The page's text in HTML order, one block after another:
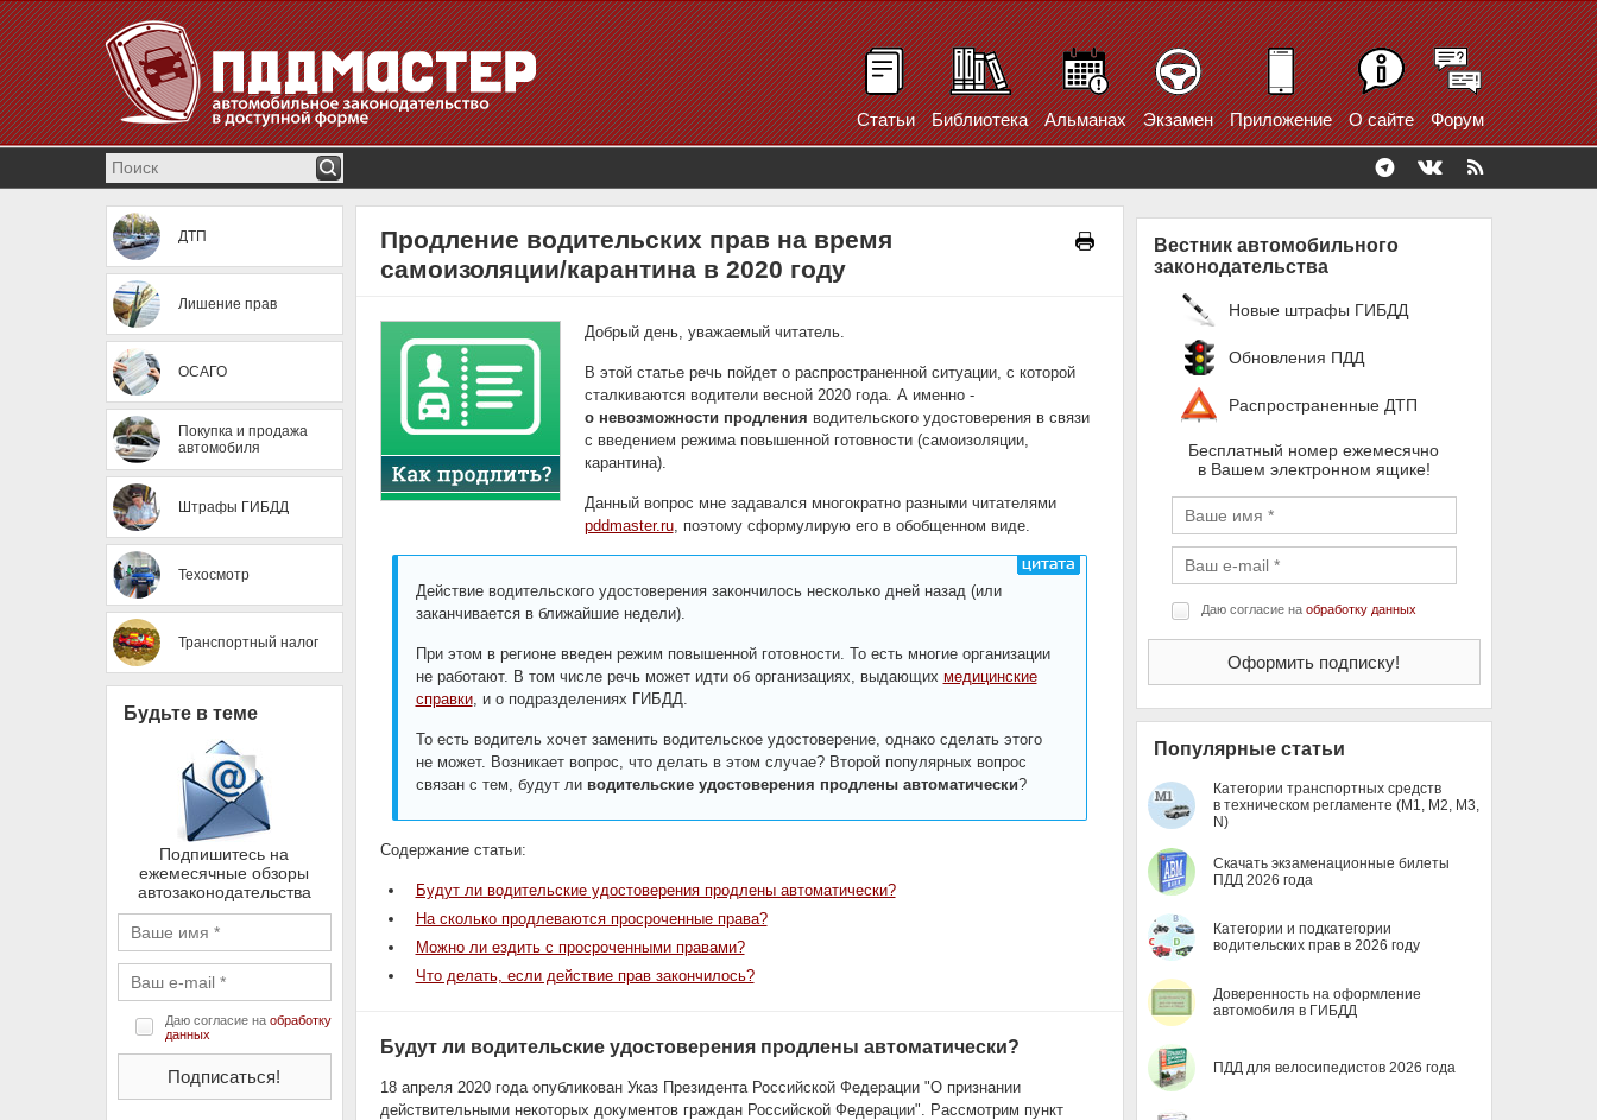
Статьи Библиотека Альманах Экзамен Приложение О сайте Форум
ДТП
Лишение прав
ОСАГО
Покупка и продажа
автомобиля
Штрафы ГИБДД
Техосмотр
Транспортный налог
Будьте в теме
Подпишитесь на
ежемесячные обзоры
автозаконодательства
Даю согласие на обработку
данных
Продление водительских прав на время
самоизоляции/карантина в 2020 году
Добрый день, уважаемый читатель.
В этой статье речь пойдет о распространенной ситуации, с которой
сталкиваются водители весной 2020 года. А именно -
о невозможности продления водительского удостоверения в связи
с введением режима повышенной готовности (самоизоляции,
карантина).
Данный вопрос мне задавался многократно разными читателями
pddmaster.ru, поэтому сформулирую его в обобщенном виде.
Действие водительского удостоверения закончилось несколько дней назад (или
заканчивается в ближайшие недели).
При этом в регионе введен режим повышенной готовности. То есть многие организации
не работают. В том числе речь может идти об организациях, выдающих медицинские
справки, и о подразделениях ГИБДД.
То есть водитель хочет заменить водительское удостоверение, однако сделать этого
не может. Возникает вопрос, что делать в этом случае? Второй популярных вопрос
связан с тем, будут ли водительские удостоверения продлены автоматически?
Содержание статьи:
Будут ли водительские удостоверения продлены автоматически?
На сколько продлеваются просроченные права?
Можно ли ездить с просроченными правами?
Что делать, если действие прав закончилось?
Будут ли водительские удостоверения продлены автоматически?
18 апреля 2020 года опубликован Указ Президента Российской Федерации "О признании
действительными некоторых документов граждан Российской Федерации". Рассмотрим пункт
Вестник автомобильного
законодательства
Новые штрафы ГИБДД
Обновления ПДД
Распространенные ДТП
Бесплатный номер ежемесячно
в Вашем электронном ящике!
Даю согласие на обработку данных
Популярные статьи
Категории транспортных средств
в техническом регламенте (M1, M2, M3,
N)
Скачать экзаменационные билеты
ПДД 2026 года
Категории и подкатегории
водительских прав в 2026 году
Доверенность на оформление
автомобиля в ГИБДД
ПДД для велосипедистов 2026 года